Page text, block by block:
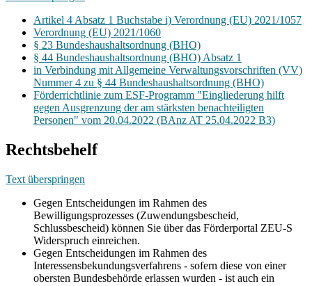
Artikel 4 Absatz 1 Buchstabe i) Verordnung (EU) 2021/1057
Verordnung (EU) 2021/1060
§ 23 Bundeshaushaltsordnung (BHO)
§ 44 Bundeshaushaltsordnung (BHO) Absatz 1
in Verbindung mit Allgemeine Verwaltungsvorschriften (VV)
Nummer 4 zu § 44 Bundeshaushaltsordnung (BHO)
Förderrichtlinie zum ESF-Programm "Eingliederung hilft
gegen Ausgrenzung der am stärksten benachteiligten
Personen" vom 20.04.2022 (BAnz AT 25.04.2022 B3)
Rechtsbehelf
Text überspringen
Gegen Entscheidungen im Rahmen des
Bewilligungsprozesses (Zuwendungsbescheid,
Schlussbescheid) können Sie über das Förderportal ZEU-S
Widerspruch einreichen.
Gegen Entscheidungen im Rahmen des
Interessensbekundungsverfahrens - sofern diese von einer
obersten Bundesbehörde erlassen wurden - ist auch ein